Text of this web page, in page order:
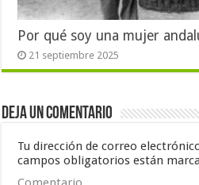
Por qué soy una mujer
21 septiembre 2025
Deja un comentario
Tu dirección de correo
campos obligatorios están